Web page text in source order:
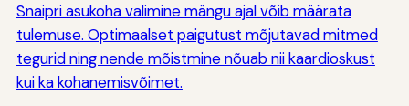
Snaipri asukoha valimine mängu ajal võib määrata
tulemuse. Optimaalset paigutust mõjutavad mitmed
tegurid ning nende mõistmine nõuab nii kaardioskust
kui ka kohanemisvõimet.